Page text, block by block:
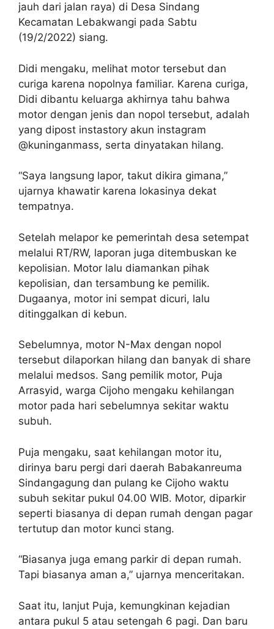
jauh dari jalan raya) di Desa Sindang
Kecamatan Lebakwangi pada Sabtu
(19/2/2022) siang.
Didi mengaku, melihat motor tersebut dan
curiga karena nopolnya familiar. Karena curiga,
Didi dibantu keluarga akhirnya tahu bahwa
motor dengan jenis dan nopol tersebut, adalah
yang dipost instastory akun instagram
@kuninganmass, serta dinyatakan hilang.
“Saya langsung lapor, takut dikira gimana,”
ujarnya khawatir karena lokasinya dekat
tempatnya.
Setelah melapor ke pemerintah desa setempat
melalui RT/RW, laporan juga ditembuskan ke
kepolisian. Motor lalu diamankan pihak
kepolisian, dan tersambung ke pemilik.
Dugaanya, motor ini sempat dicuri, lalu
ditinggalkan di kebun.
Sebelumnya, motor N-Max dengan nopol
tersebut dilaporkan hilang dan banyak di share
melalui medsos. Sang pemilik motor, Puja
Arrasyid, warga Cijoho mengaku kehilangan
motor pada hari sebelumnya sekitar waktu
subuh.
Puja mengaku, saat kehilangan motor itu,
dirinya baru pergi dari daerah Babakanreuma
Sindangagung dan pulang ke Cijoho waktu
subuh sekitar pukul 04.00 WIB. Motor, diparkir
seperti biasanya di depan rumah dengan pagar
tertutup dan motor kunci stang.
“Biasanya juga emang parkir di depan rumah.
Tapi biasanya aman a,” ujarnya menceritakan.
Saat itu, lanjut Puja, kemungkinan kejadian
antara pukul 5 atau setengah 6 pagi. Dan baru